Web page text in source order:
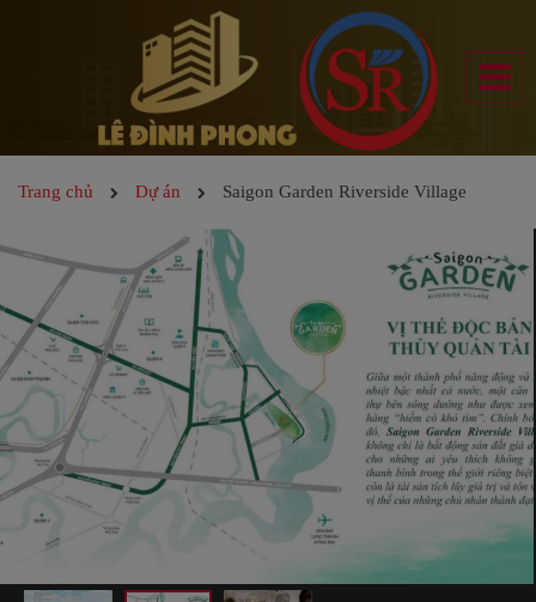
Trang chủ Dự án Saigon Garden Riverside Village